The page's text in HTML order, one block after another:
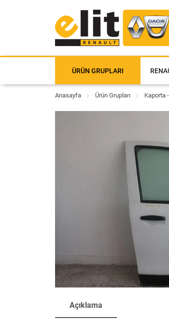
ÜRÜN GRUPLARI
Anasayfa Ürün Grupları Kaporta
Açıklama